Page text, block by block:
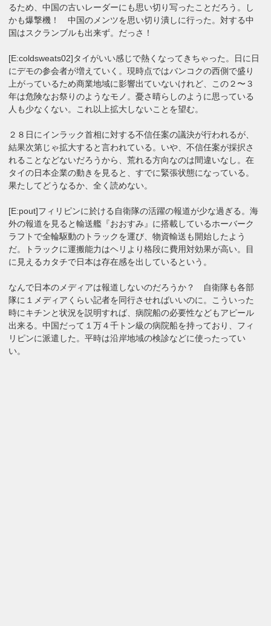
るため、中国の古いレーダーにも思い切り写ったことだろう。し
かも爆撃機！ 中国のメンツを思い切り潰しに行った。対する中
国はスクランブルも出来ず。だっさ！
[E:coldsweats02]タイがいい感じで熱くなってきちゃった。日に日
にデモの参会者が増えていく。現時点ではバンコクの西側で盛り
上がっているため商業地域に影響出ていないけれど、この２〜３
年は危険なお祭りのようなモノ。憂さ晴らしのように思っている
人も少なくない。これ以上拡大しないことを望む。
２８日にインラック首相に対する不信任案の議決が行われるが、
結果次第じゃ拡大すると言われている。いや、不信任案が採択さ
れることなどないだろうから、荒れる方向なのは間違いなし。在
タイの日本企業の動きを見ると、すでに緊張状態になっている。
果たしてどうなるか、全く読めない。
[E:pout]フィリピンに於ける自衛隊の活躍の報道が少な過ぎる。海
外の報道を見ると輸送艦『おおすみ』に搭載しているホーバーク
ラフトで全輪駆動のトラックを運び、物資輸送も開始したよう
だ。トラックに運搬能力はヘリより格段に費用対効果が高い。目
に見えるカタチで日本は存在感を出しているという。
なんで日本のメディアは報道しないのだろうか？ 自衛隊も各部
隊に１メディアくらい記者を同行させればいいのに。こういった
時にキチンと状況を説明すれば、病院船の必要性などもアピール
出来る。中国だって１万４千トン級の病院船を持っており、フィ
リピンに派遣した。平時は沿岸地域の検診などに使ったってい
い。